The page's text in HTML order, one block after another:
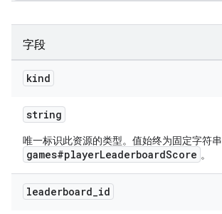
字段
kind
string
唯一标识此资源的类型。值始终为固定字符串
games#playerLeaderboardScore 。
leaderboard_id